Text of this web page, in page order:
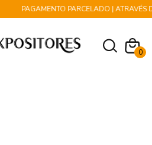
PAGAMENTO PARCELADO | ATRAVÉS
0